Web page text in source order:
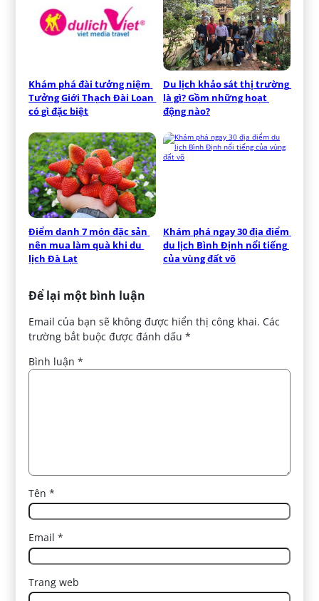
Khám phá đài tưởng niệm
Tưởng Giới Thạch Đài Loan
có gì đặc biệt
Du lịch khảo sát thị trường
là gì? Gồm những hoạt
động nào?
Điểm danh 7 món đặc sản
nên mua làm quà khi du
lịch Đà Lạt
Khám phá ngay 30 địa điểm
du lịch Bình Định nổi tiếng
của vùng đất võ
Để lại một bình luận
Email của bạn sẽ không được hiển thị công khai. Các
trường bắt buộc được đánh dấu*
Bình luận*
Tên*
Email*
Trang web